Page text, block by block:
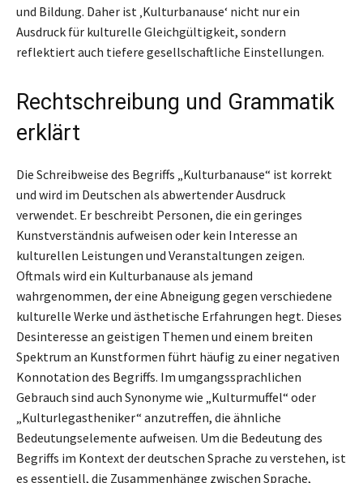
und Bildung. Daher ist ‚Kulturbanause‘ nicht nur ein
Ausdruck für kulturelle Gleichgültigkeit, sondern
reflektiert auch tiefere gesellschaftliche Einstellungen.
Rechtschreibung und Grammatik
erklärt
Die Schreibweise des Begriffs „Kulturbanause“ ist korrekt
und wird im Deutschen als abwertender Ausdruck
verwendet. Er beschreibt Personen, die ein geringes
Kunstverständnis aufweisen oder kein Interesse an
kulturellen Leistungen und Veranstaltungen zeigen.
Oftmals wird ein Kulturbanause als jemand
wahrgenommen, der eine Abneigung gegen verschiedene
kulturelle Werke und ästhetische Erfahrungen hegt. Dieses
Desinteresse an geistigen Themen und einem breiten
Spektrum an Kunstformen führt häufig zu einer negativen
Konnotation des Begriffs. Im umgangssprachlichen
Gebrauch sind auch Synonyme wie „Kulturmuffel“ oder
„Kulturlegastheniker“ anzutreffen, die ähnliche
Bedeutungselemente aufweisen. Um die Bedeutung des
Begriffs im Kontext der deutschen Sprache zu verstehen, ist
es essentiell, die Zusammenhänge zwischen Sprache,